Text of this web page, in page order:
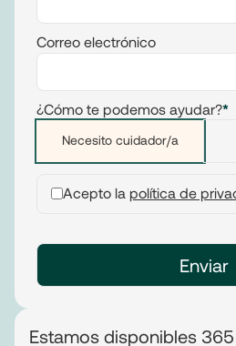
Correo electrónico
¿Cómo te podemos ayudar?*
Necesito cuidador/a
Acepto la política de
Estamos disponibles